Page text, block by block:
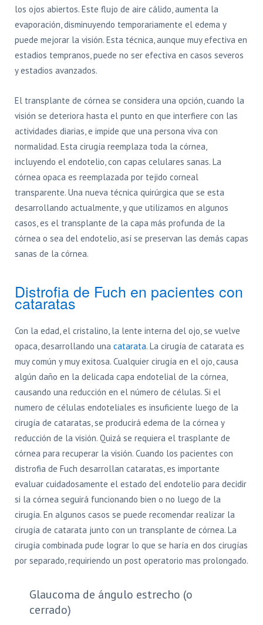
los ojos abiertos. Este flujo de aire cálido, aumenta la
evaporación, disminuyendo temporariamente el edema y
puede mejorar la visión. Esta técnica, aunque muy efectiva en
estadios tempranos, puede no ser efectiva en casos severos
y estadios avanzados.
El transplante de córnea se considera una opción, cuando la
visión se deteriora hasta el punto en que interfiere con las
actividades diarias, e impide que una persona viva con
normalidad. Esta cirugía reemplaza toda la córnea,
incluyendo el endotelio, con capas celulares sanas. La
córnea opaca es reemplazada por tejido corneal
transparente. Una nueva técnica quirúrgica que se esta
desarrollando actualmente, y que utilizamos en algunos
casos, es el transplante de la capa más profunda de la
córnea o sea del endotelio, así se preservan las demás capas
sanas de la córnea.
Distrofia de Fuch en pacientes con
cataratas
Con la edad, el cristalino, la lente interna del ojo, se vuelve
opaca, desarrollando una catarata. La cirugía de catarata es
muy común y muy exitosa. Cualquier cirugía en el ojo, causa
algún daño en la delicada capa endotelial de la córnea,
causando una reducción en el número de células. Si el
numero de células endoteliales es insuficiente luego de la
cirugía de cataratas, se producirá edema de la córnea y
reducción de la visión. Quizá se requiera el trasplante de
córnea para recuperar la visión. Cuando los pacientes con
distrofia de Fuch desarrollan cataratas, es importante
evaluar cuidadosamente el estado del endotelio para decidir
si la córnea seguirá funcionando bien o no luego de la
cirugía. En algunos casos se puede recomendar realizar la
cirugía de catarata junto con un transplante de córnea. La
cirugía combinada pude lograr lo que se haría en dos cirugías
por separado, requiriendo un post operatorio mas prolongado.
Glaucoma de ángulo estrecho (o
cerrado)